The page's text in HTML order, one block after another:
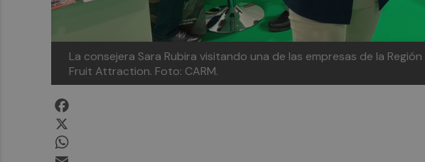
La consejera Sara Rubira visitando una de las empresas de la
Fruit Attraction. Foto: CARM.